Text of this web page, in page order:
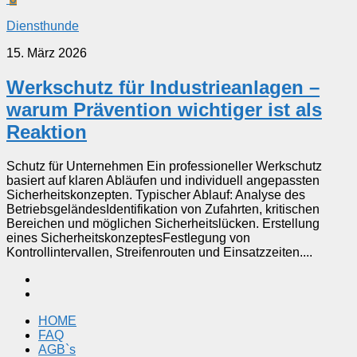
Diensthunde
15. März 2026
Werkschutz für Industrieanlagen –
warum Prävention wichtiger ist als
Reaktion
Schutz für Unternehmen Ein professioneller Werkschutz
basiert auf klaren Abläufen und individuell angepassten
Sicherheitskonzepten. Typischer Ablauf: Analyse des
BetriebsgeländesIdentifikation von Zufahrten, kritischen
Bereichen und möglichen Sicherheitslücken. Erstellung
eines SicherheitskonzeptesFestlegung von
Kontrollintervallen, Streifenrouten und Einsatzzeiten....
HOME
FAQ
AGB`s